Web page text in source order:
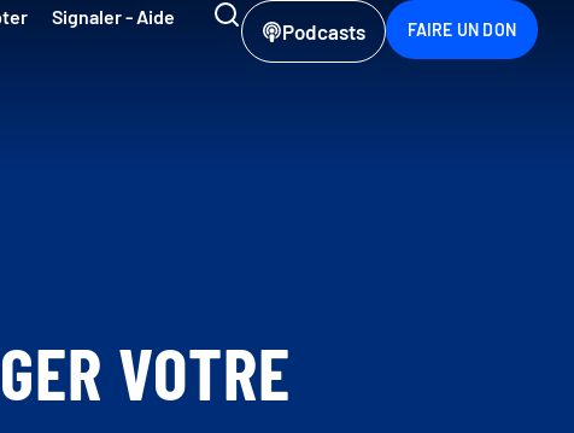
Signaler - Aide
Podcasts FAIRE UN DON
VOTRE